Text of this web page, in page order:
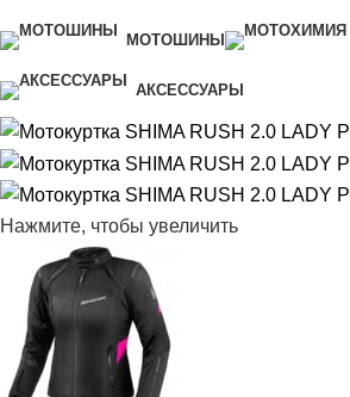
МОТОШИНЫ
АКСЕССУАРЫ
Нажмите, чтобы увеличить